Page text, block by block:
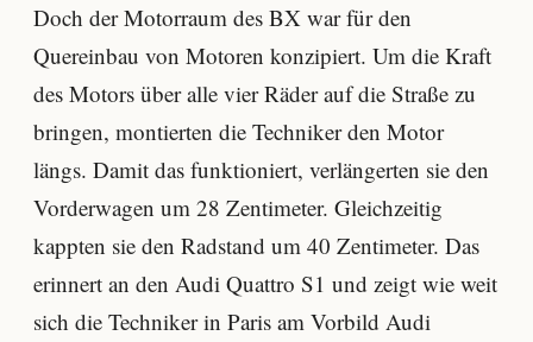
Doch der Motorraum des BX war für den
Quereinbau von Motoren konzipiert. Um die Kraft
des Motors über alle vier Räder auf die Straße zu
bringen, montierten die Techniker den Motor
längs. Damit das funktioniert, verlängerten sie den
Vorderwagen um 28 Zentimeter. Gleichzeitig
kappten sie den Radstand um 40 Zentimeter. Das
erinnert an den Audi Quattro S1 und zeigt wie weit
sich die Techniker in Paris am Vorbild Audi